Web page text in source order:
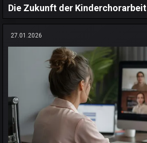
Die Zukunft der Kinderchorarbeit
27.01.2026